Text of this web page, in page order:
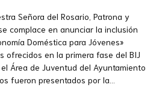
Señora del Rosario, Patrona y
complace en anunciar la inclusión
Doméstica para Jóvenes»
ofrecidos en la primera fase del BIJ
Área de Juventud del Ayuntamiento
fueron presentados por la...